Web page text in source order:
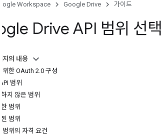
Workspace Google Drive 가이드
Drive API 범위 선택
지의 내용
위한 OAuth 2.0 구성
범위
하지 않은 범위
한 범위
된 범위
범위의 자격 요건